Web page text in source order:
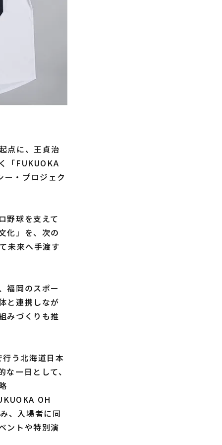
点に、王貞治
「FUKUOKA
・プロジェク
野球を支えて
化」を、次の
未来へ手渡す
福岡のスポー
と連携しなが
みづくりも推
う北海道日本
一日として、
OH
、入場者に同
ントや特別演